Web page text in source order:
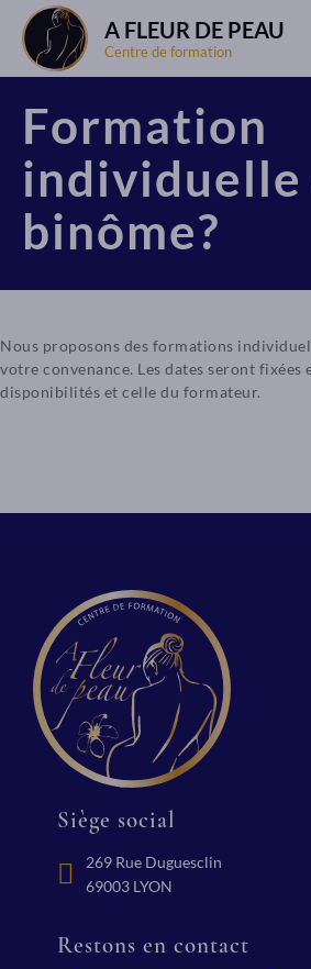
A FLEUR DE PEAU
Centre de formation
Formation
individuelle
binôme?
Nous proposons des formations
votre convenance. Les dates seront fixées
disponibilités et celle du formateur.
Siège social
269 Rue Duguesclin
69003 LYON
Restons en contact